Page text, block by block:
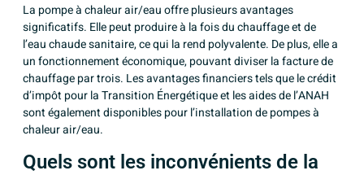
La pompe à chaleur air/eau offre plusieurs avantages
significatifs. Elle peut produire à la fois du chauffage et de
l’eau chaude sanitaire, ce qui la rend polyvalente. De plus, elle a
un fonctionnement économique, pouvant diviser la facture de
chauffage par trois. Les avantages financiers tels que le crédit
d’impôt pour la Transition Énergétique et les aides de l’ANAH
sont également disponibles pour l’installation de pompes à
chaleur air/eau.
Quels sont les inconvénients de la